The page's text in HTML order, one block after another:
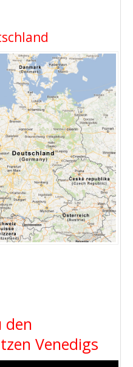
den
Venedigs